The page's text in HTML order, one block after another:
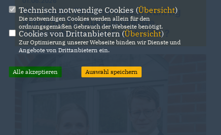
Wie bleibt Elmshorn auch künftig
attraktiv für Auszubildende,
Unternehmen und Fachkräfte?
Technisch notwendige Cookies (Übersicht)
Die notwendigen Cookies werden allein für den
ordnungsgemäßen Gebrauch der Webseite benötigt.
Cookies von Drittanbietern (Übersicht)
Zur Optimierung unserer Webseite binden wir Dienste und
Angebote von Drittanbietern ein.
Alle akzeptieren Auswahl speichern